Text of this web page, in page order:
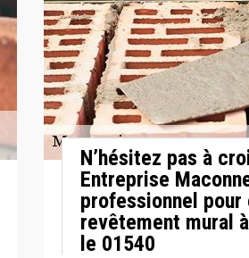
N’hésitez pas à
Entreprise
professionnel
revêtement mural
le 01540